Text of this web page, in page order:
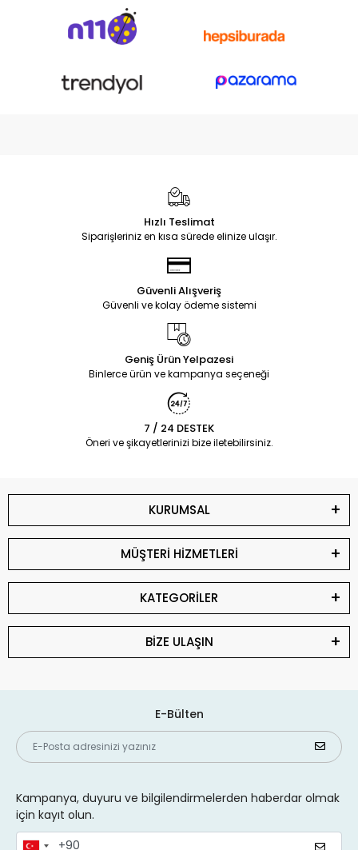
Hızlı Teslimat
Siparişleriniz en kısa sürede elinize ulaşır.
Güvenli Alışveriş
Güvenli ve kolay ödeme sistemi
Geniş Ürün Yelpazesi
Binlerce ürün ve kampanya seçeneği
7 / 24 DESTEK
Öneri ve şikayetlerinizi bize iletebilirsiniz.
KURUMSAL
MÜŞTERİ HİZMETLERİ
KATEGORİLER
BİZE ULAŞIN
E-Bülten
Kampanya, duyuru ve bilgilendirmelerden haberdar olmak
için kayıt olun.